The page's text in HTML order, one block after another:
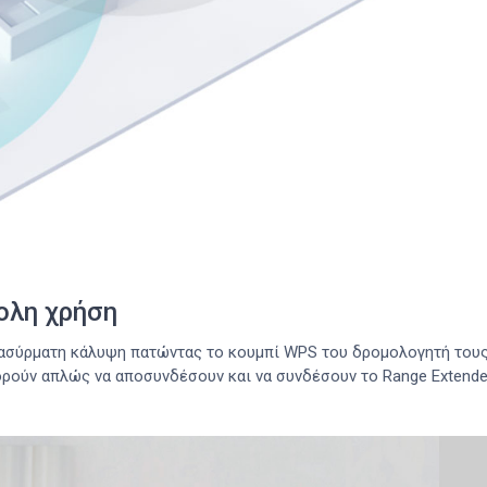
χρήση
κάλυψη πατώντας το κουμπί WPS του δρομολογητή
απλώς να αποσυνδέσουν και να συνδέσουν το Range